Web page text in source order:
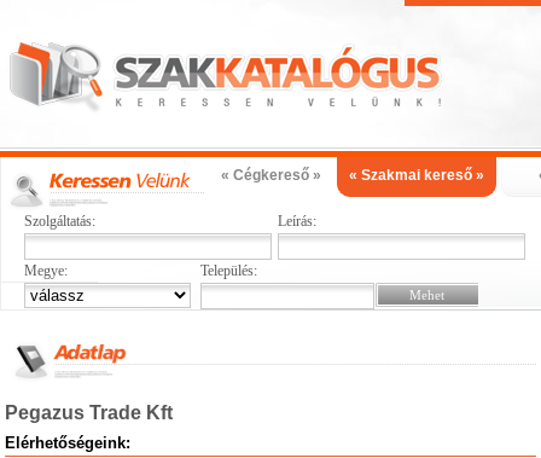
« Cégkereső » « Szakmai kereső »
Szolgáltatás: Leírás:
Megye: Település:
Pegazus Trade Kft
Elérhetőségeink: